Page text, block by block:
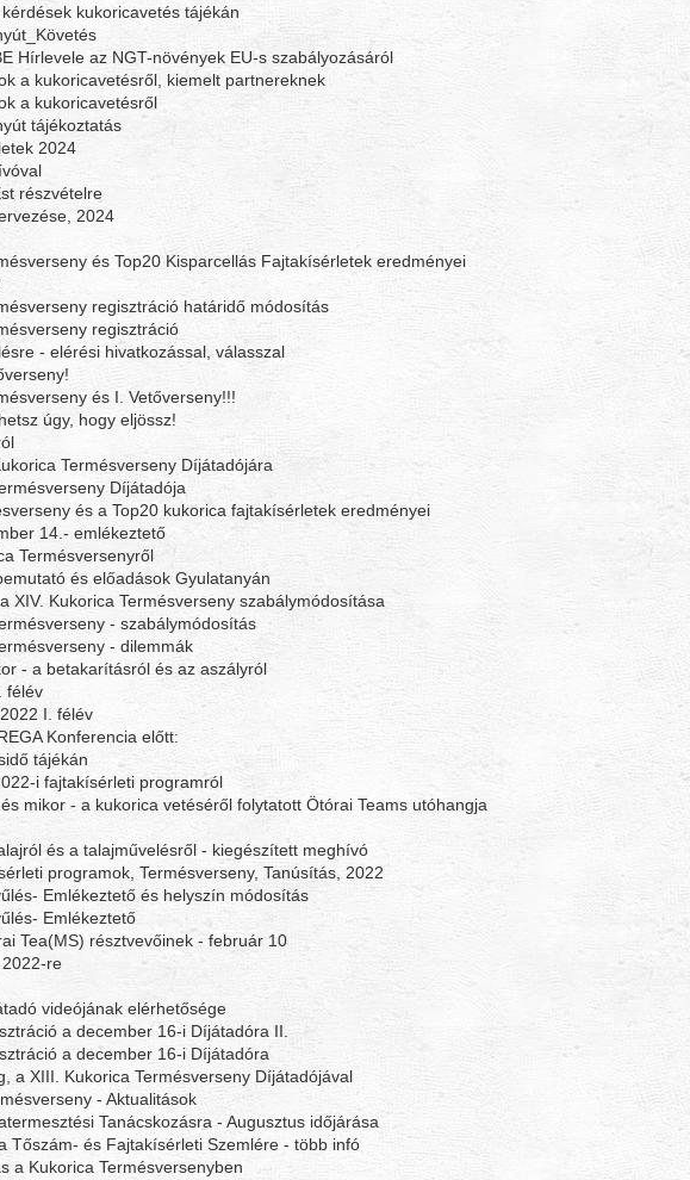
kukoricavetés tájékán
Hírlevele az NGT-növények EU-s szabályozásáról
a kukoricavetésről, kiemelt partnereknek
a kukoricavetésről
tájékoztatás
2024
részvételre
2024
és Top20 Kisparcellás Fajtakísérletek eredményei
regisztráció határidő módosítás
regisztráció
- elérési hivatkozással, válasszal
és I. Vetőverseny!!!
úgy, hogy eljössz!
Termésverseny Díjátadójára
Díjátadója
és a Top20 kukorica fajtakísérletek eredményei
14.- emlékeztető
Termésversenyről
és előadások Gyulatanyán
XIV. Kukorica Termésverseny szabálymódosítása
- szabálymódosítás
- dilemmák
- a betakarításról és az aszályról
félév
I. félév
Konferencia előtt:
tájékán
i fajtakísérleti programról
mikor - a kukorica vetéséről folytatott Ötórai Teams utóhangja
és a talajművelésről - kiegészített meghívó
programok, Termésverseny, Tanúsítás, 2022
Emlékeztető és helyszín módosítás
Emlékeztető
Tea(MS) résztvevőinek - február 10
re
videójának elérhetősége
a december 16-i Díjátadóra II.
a december 16-i Díjátadóra
a XIII. Kukorica Termésverseny Díjátadójával
- Aktualitások
Tanácskozásra - Augusztus időjárása
Tőszám- és Fajtakísérleti Szemlére - több infó
a Kukorica Termésversenyben